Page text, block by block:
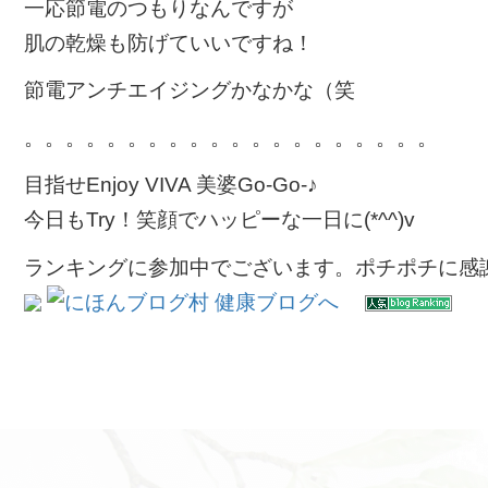
一応節電のつもりなんですが
肌の乾燥も防げていいですね！
節電アンチエイジングかなかな（笑
。。。。。。。。。。。。。。。。。。。。
目指せEnjoy VIVA 美婆Go-Go-♪
今日もTry！笑顔でハッピーな一日に(*^^)v
ランキングに参加中でございます。ポチポチに感